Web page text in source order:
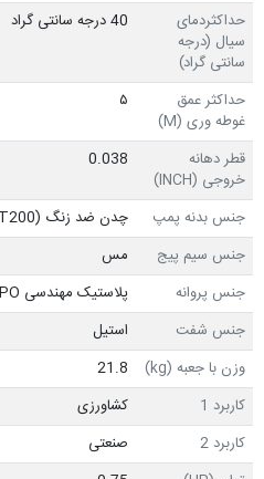
حداکثردمای
سیال (درجه
سانتی گراد)
40 درجه سانتی گراد
حداکثر عمق
غوطه وری (M)
۵
قطر دهانه
خروجی (INCH)
0.038
جنس بدنه پمپ
چدن ضد زنگ (HT200)
جنس سیم پیج
مس
جنس پروانه
پلاستیک مهندسی PPO
جنس شفت
استیل
وزن با جعبه (kg)
21.8
کاربرد 1
کشاورزی
کاربرد 2
صنعتی